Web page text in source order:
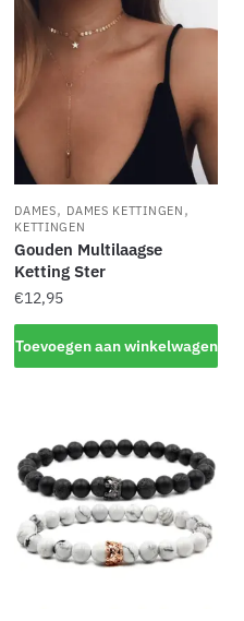
DAMES, DAMES KETTINGEN ,
KETTINGEN
Gouden Multilaagse
Ketting Ster
€12,95
Toevoegen aan winkelwagen